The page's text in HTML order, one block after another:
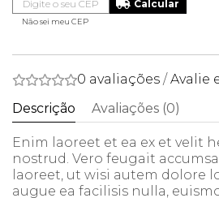
Não sei meu CEP
0 avaliações /Avalie
Descrição
Avaliações (0)
Enim laoreet et ea ex et velit
nostrud. Vero feugait
laoreet, ut wisi autem dolore
augue ea facilisis nulla,